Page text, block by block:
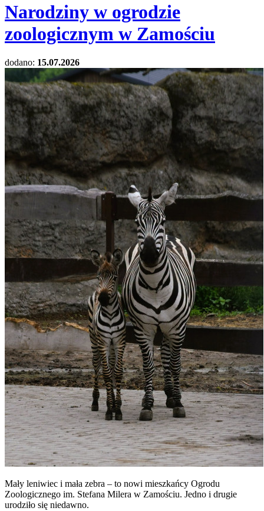
Narodziny w ogrodzie
zoologicznym w Zamościu
dodano: 15.07.2026
Mały leniwiec i mała zebra – to nowi mieszkańcy Ogrodu
Zoologicznego im. Stefana Milera w Zamościu. Jedno i drugie
urodziło się niedawno.